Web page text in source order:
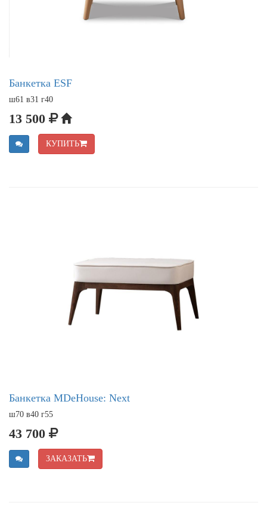
Банкетка ESF
ш61 в31 г40
13 500
КУПИТЬ
Банкетка MDeHouse: Next
ш70 в40 г55
43 700
ЗАКАЗАТЬ